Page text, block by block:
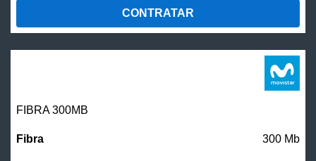
CONTRATAR
FIBRA 300MB
300 Mb